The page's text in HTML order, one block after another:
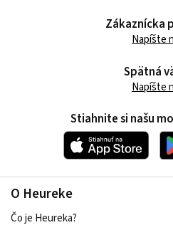
O Heureke
Čo je Heureka?
Zákaznícka
Napíšte
Spätná
Napíšte
Stiahnite si našu